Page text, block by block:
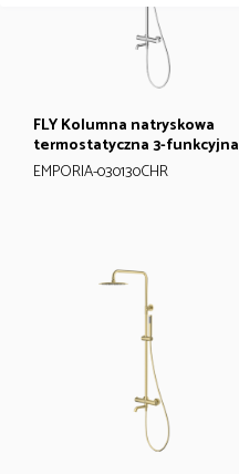
FLY Kolumna natryskowa
termostatyczna 3-funkcyjna
EMPORIA-030130CHR